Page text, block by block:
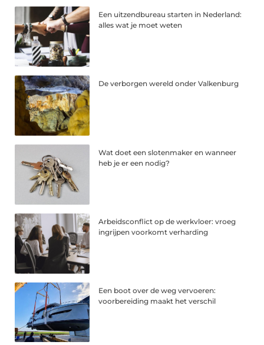
Een uitzendbureau starten in Nederland:
alles wat je moet weten
De verborgen wereld onder Valkenburg
Wat doet een slotenmaker en wanneer
heb je er een nodig?
Arbeidsconflict op de werkvloer: vroeg
ingrijpen voorkomt verharding
Een boot over de weg vervoeren:
voorbereiding maakt het verschil